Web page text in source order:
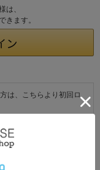
は、
きます。
は、こちらより初回ロ